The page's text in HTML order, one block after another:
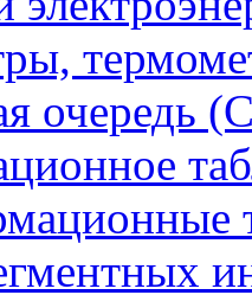
очередь